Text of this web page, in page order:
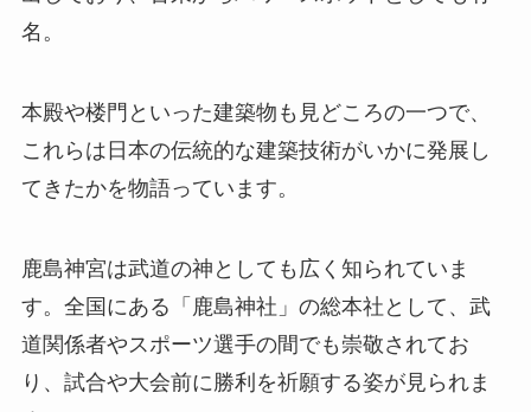
名。
本殿や楼門といった建築物も見どころの一つで、
これらは日本の伝統的な建築技術がいかに発展し
てきたかを物語っています。
鹿島神宮は武道の神としても広く知られていま
す。全国にある「鹿島神社」の総本社として、武
道関係者やスポーツ選手の間でも崇敬されてお
り、試合や大会前に勝利を祈願する姿が見られま